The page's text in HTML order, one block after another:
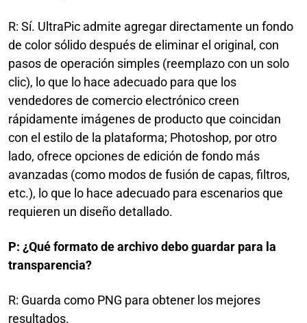
R: Sí. UltraPic admite agregar directamente un fondo
de color sólido después de eliminar el original, con
pasos de operación simples (reemplazo con un solo
clic), lo que lo hace adecuado para que los
vendedores de comercio electrónico creen
rápidamente imágenes de producto que coincidan
con el estilo de la plataforma; Photoshop, por otro
lado, ofrece opciones de edición de fondo más
avanzadas (como modos de fusión de capas, filtros,
etc.), lo que lo hace adecuado para escenarios que
requieren un diseño detallado.
P: ¿Qué formato de archivo debo guardar para la
transparencia?
R: Guarda como PNG para obtener los mejores
resultados.